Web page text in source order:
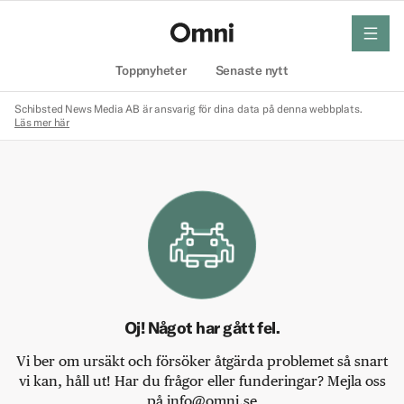
Toppnyheter Senaste nytt
meny
Schibsted News Media AB är ansvarig för dina data på denna webbplats.
Läs mer här
Oj! Något har gått fel.
Vi ber om ursäkt och försöker åtgärda problemet så snart
vi kan, håll ut! Har du frågor eller funderingar? Mejla oss